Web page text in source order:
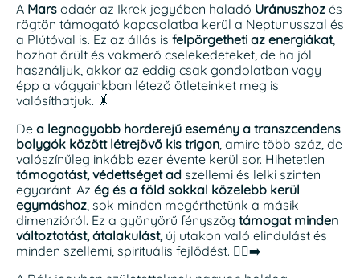
A Mars odaér az Ikrek jegyében haladó Uránuszhoz és
rögtön támogató kapcsolatba kerül a Neptunusszal és
a Plútóval is. Ez az állás is felpörgetheti az energiákat,
hozhat őrült és vakmerő cselekedeteket, de ha jól
használjuk, akkor az eddig csak gondolatban vagy
épp a vágyainkban létező ötleteinket meg is
valósíthatjuk. 🤸
De a legnagyobb horderejű esemény a transzcendens
bolygók között létrejövő kis trigon, amire több száz, de
valószínűleg inkább ezer évente kerül sor. Hihetetlen
támogatást, védettséget ad szellemi és lelki szinten
egyaránt. Az ég és a föld sokkal közelebb kerül
egymáshoz, sok minden megérthetünk a másik
dimenzióról. Ez a gyönyörű fényszög támogat minden
változtatást, átalakulást,új utakon való elindulást és
minden szellemi, spirituális fejlődést. 🚶‍♀️‍➡️